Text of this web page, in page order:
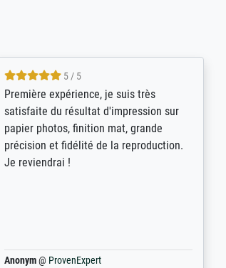
4.8 / 5
Qualité absolument irréprochable.
Extraordinaire diversité des thèmes
abordés et personnalisation des
demandes (recadrage, réajustement des
couleurs). Relation clientèle parfaite.
Anonym@ ProvenExpert